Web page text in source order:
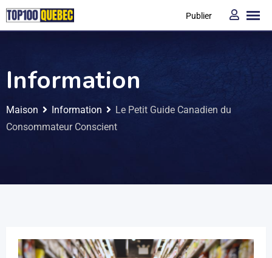
Publier
Information
Maison Information
Le Petit Guide Canadien du
Consommateur Conscient